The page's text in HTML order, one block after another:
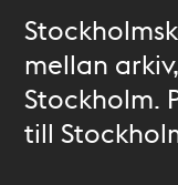
mellan
Stockholm.
till